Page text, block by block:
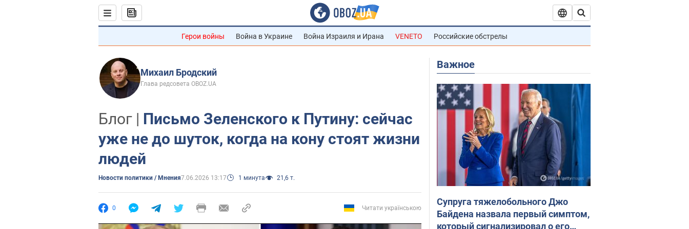
Герои войны Война в Украине Война Израиля и Ирана VENETO Российские обстрелы
Михаил Бродский
Глава редсовета OBOZ.UA
Блог | Письмо Зеленского к Путину: сейчас
уже не до шуток, когда на кону стоят жизни
людей
Новости политики / Мнения7.06.2026 13:17 1 минута 21,6 т.
0 Читати українською
Важное
Супруга тяжелобольного Джо
Байдена назвала первый симптом,
который сигнализировал о его